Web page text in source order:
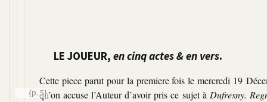
LE JOUEUR, en cinq actes & en vers.
Cette piece parut pour la premiere fois le mercredi 19
qu’on accuse l’Auteur d’avoir pris ce sujet à Dufresny.
{p. 5}